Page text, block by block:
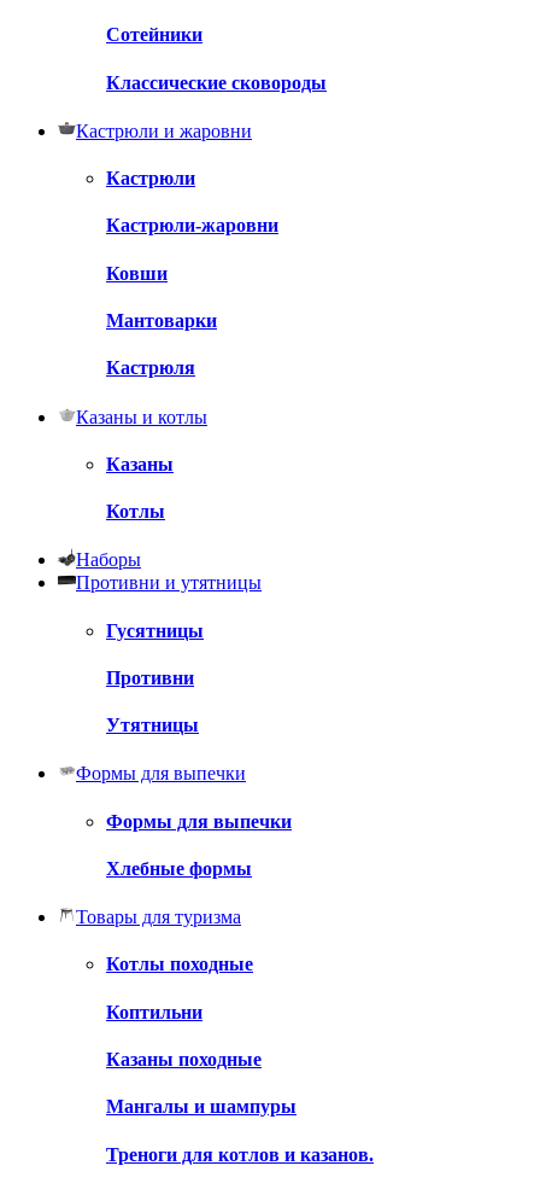
Сотейники
Классические сковороды
Кастрюли и жаровни
Кастрюли
Кастрюли-жаровни
Ковши
Мантоварки
Кастрюля
Казаны и котлы
Казаны
Котлы
Наборы
Противни и утятницы
Гусятницы
Противни
Утятницы
Формы для выпечки
Формы для выпечки
Хлебные формы
Товары для туризма
Котлы походные
Коптильни
Казаны походные
Мангалы и шампуры
Треноги для котлов и казанов.